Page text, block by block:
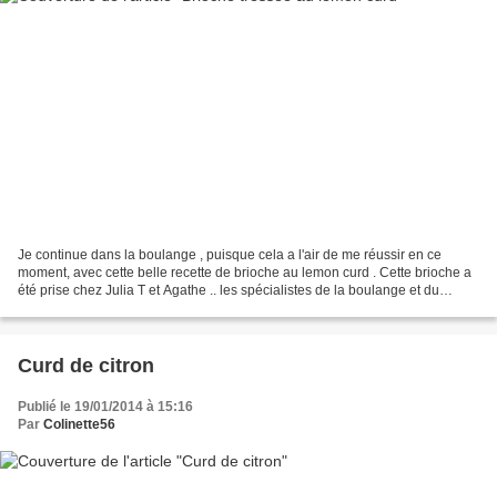
Je continue dans la boulange , puisque cela a l'air de me réussir en ce
moment, avec cette belle recette de brioche au lemon curd . Cette brioche a
été prise chez Julia T et Agathe .. les spécialistes de la boulange et du
Curd de citron
Publié le 19/01/2014 à 15:16
Par Colinette56